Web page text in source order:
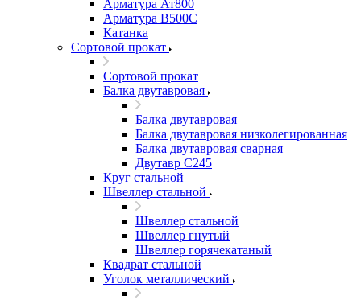
Арматура Ат800
Арматура В500С
Катанка
Сортовой прокат
Сортовой прокат
Балка двутавровая
Балка двутавровая
Балка двутавровая низколегированная
Балка двутавровая сварная
Двутавр С245
Круг стальной
Швеллер стальной
Швеллер стальной
Швеллер гнутый
Швеллер горячекатаный
Квадрат стальной
Уголок металлический